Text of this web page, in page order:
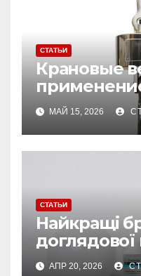
СТАТЬИ
Крановые
МАЙ 15, 2026
СТАТЬИ
Найкращі
АПР 20, 2026